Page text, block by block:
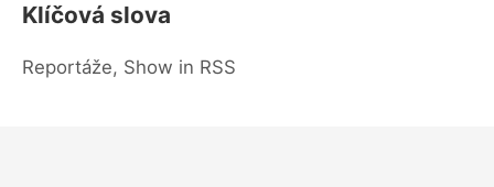
Klíčová slova
Reportáže, Show in RSS